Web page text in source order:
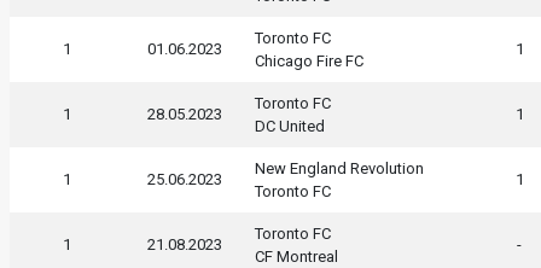
1 01.06.2023
Toronto FC
Chicago Fire FC
1
1 28.05.2023
Toronto FC
DC United
1
1 25.06.2023
New England Revolution
Toronto FC
1
1 21.08.2023
Toronto FC
CF Montreal
-